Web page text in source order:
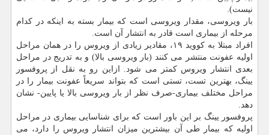
نیست).
بار ویروسی، مقدار ویروسی است كه بیمار بسته به اینكه در كدام
مرحله از بیماری است قادر به انتشار آن است.
افراد مبتلا به كووید ۱۹، مقادیر زیادی از ویروس را در همان مراحل
اولیه عفونت منتشر می كنند (بار ویروسی بالا) و به تدریج در مراحل
بعدی انتشار ویروس كمتر می شود. ازاین رو به نقل از پروفسور
یینگ، بهترین تست، تستی است كه بتواند سریعاً عفونت بیمار را در
مراحل مختلف بیماری-صرف نظر از بار ویروسی بالا یا پایین- نشان
دهد.
پروفسور یینگ بر این باور است كه برای شناسایی بیماری در مراحل
اولیه كه بیمار طی آن بیشترین میزان انتشار ویروس را دارد، می